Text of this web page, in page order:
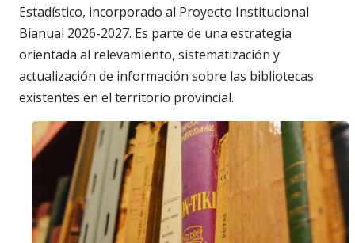
Estadístico, incorporado al Proyecto Institucional
Bianual 2026-2027. Es parte de una estrategia
orientada al relevamiento, sistematización y
actualización de información sobre las bibliotecas
existentes en el territorio provincial.